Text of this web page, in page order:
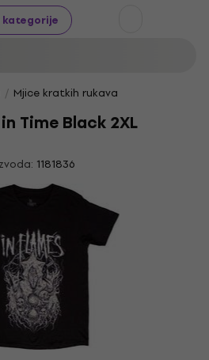
kategorije
Mjice kratkih rukava
Time Black 2XL
1181836